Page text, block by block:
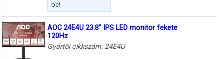
be!
AOC 24E4U 23.8" IPS LED monitor fekete
120Hz
Gyártói cikkszám: 24E4U